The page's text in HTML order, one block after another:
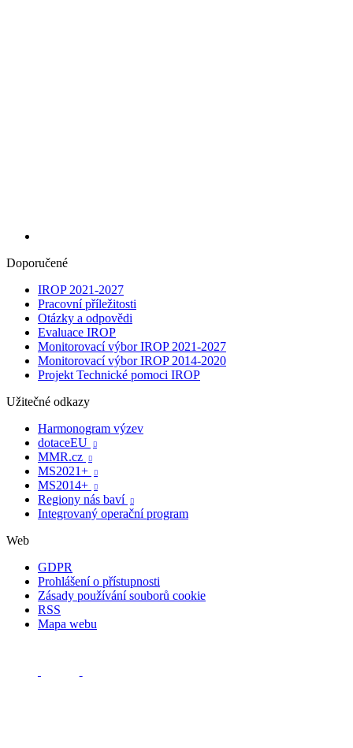
Doporučené
IROP 2021-2027
Pracovní příležitosti
Otázky a odpovědi
Evaluace IROP
Monitorovací výbor IROP 2021-2027
Monitorovací výbor IROP 2014-2020
Projekt Technické pomoci IROP
Užitečné odkazy
Harmonogram výzev
dotaceEU

MMR.cz 
MS2021+ 
MS2014+ 
Regiony nás baví 
Integrovaný operační program
Web
GDPR
Prohlášení o přístupnosti
Zásady používání souborů cookie
RSS
Mapa webu